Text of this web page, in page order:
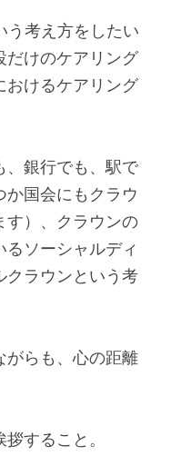
う考え方をしたい
だけのケアリング
おけるケアリング
、銀行でも、駅で
国会にもクラウ
す）、クラウンの
ソーシャルディ
クラウンという考
がらも、心の距離
すること。